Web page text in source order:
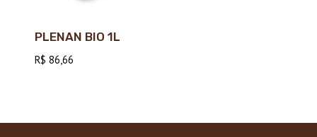
PLENAN BIO 1L
R$ 86,66